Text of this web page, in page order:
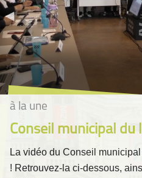
à la une
Conseil municipal du
La vidéo du Conseil
! Retrouvez-la ci-dessous,